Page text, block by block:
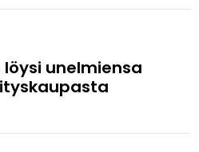
löysi unelmiensa